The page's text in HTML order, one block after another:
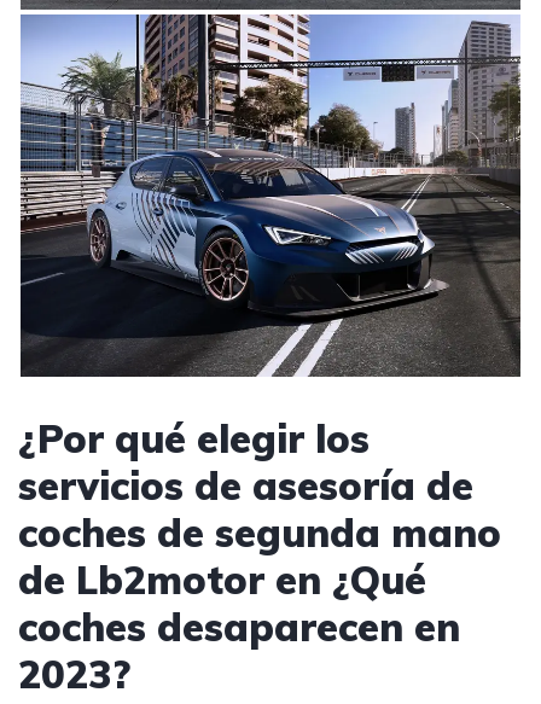
¿Por qué elegir los
servicios de asesoría de
coches de segunda mano
de Lb2motor en ¿Qué
coches desaparecen en
2023?